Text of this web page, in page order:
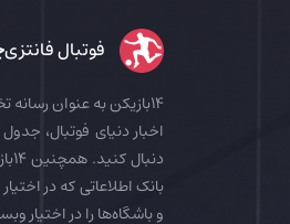
فوتبال فانتزی
اخبار دنیای فوتبال،
بانک اطلاعاتی که در
و باشگاه‌ها را در اختیار